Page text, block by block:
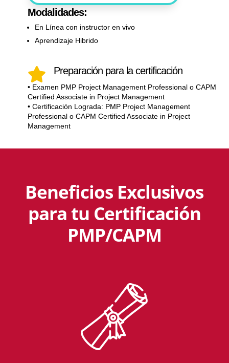
Modalidades:
En Línea con instructor en vivo
Aprendizaje Hibrido
 Preparación para la certificación
• Examen PMP Project Management Professional o CAPM
Certified Associate in Project Management
• Certificación Lograda: PMP Project Management
Professional o CAPM Certified Associate in Project
Management
Beneficios Exclusivos
para tu Certificación
PMP/CAPM